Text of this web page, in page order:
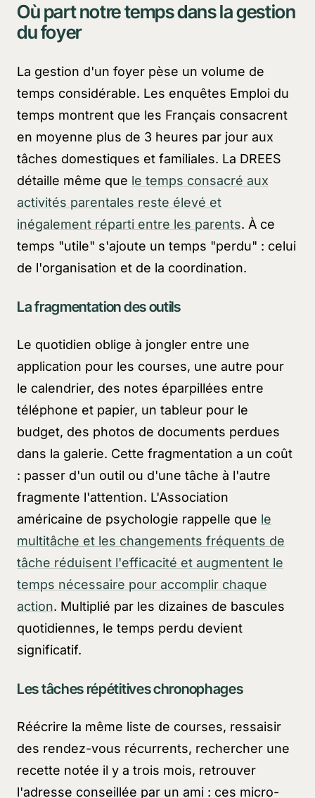
Où part notre temps dans la gestion
du foyer
La gestion d'un foyer pèse un volume de
temps considérable. Les enquêtes Emploi du
temps montrent que les Français consacrent
en moyenne plus de 3 heures par jour aux
tâches domestiques et familiales. La DREES
détaille même que le temps consacré aux
activités parentales reste élevé et
inégalement réparti entre les parents. À ce
temps "utile" s'ajoute un temps "perdu" : celui
de l'organisation et de la coordination.
La fragmentation des outils
Le quotidien oblige à jongler entre une
application pour les courses, une autre pour
le calendrier, des notes éparpillées entre
téléphone et papier, un tableur pour le
budget, des photos de documents perdues
dans la galerie. Cette fragmentation a un coût
: passer d'un outil ou d'une tâche à l'autre
fragmente l'attention. L'Association
américaine de psychologie rappelle que le
multitâche et les changements fréquents de
tâche réduisent l'efficacité et augmentent le
temps nécessaire pour accomplir chaque
action. Multiplié par les dizaines de bascules
quotidiennes, le temps perdu devient
significatif.
Les tâches répétitives chronophages
Réécrire la même liste de courses, ressaisir
des rendez-vous récurrents, rechercher une
recette notée il y a trois mois, retrouver
l'adresse conseillée par un ami : ces micro-